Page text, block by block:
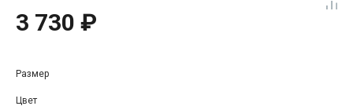
3 730 ₽
Размер
Цвет